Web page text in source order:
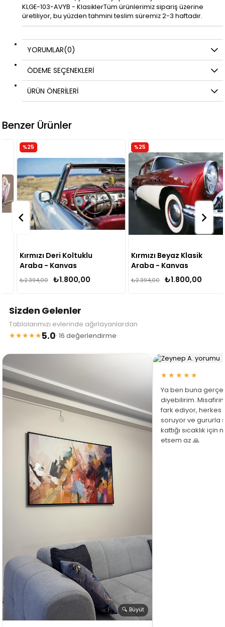
KLGE-103-AVYB - KlasiklerTüm ürünlerimiz sipariş üzerine
üretiliyor, bu yüzden tahmini teslim süremiz 2-3 haftadır.
YORUMLAR(0)
ÖDEME SEÇENEKLERI
ÜRÜN ÖNERILERI
Benzer Ürünler
Kırmızı Deri Koltuklu
Araba - Kanvas
₺1.800,00
₺2.394,00
Kırmızı Beyaz Klasik
Araba - Kanvas
₺1.800,00
₺2.394,00
Sizden Gelenler
Tablolarımızı evlerinde ağırlayanlardan
★★★★★5.0· 16 değerlendirme
🔍 Büyüt
★★★★★
Ya ben buna
diyebilirim.
fark ediyor, herkes
soruyor ve gururla
kattığı sıcaklık
etsem az 🙏